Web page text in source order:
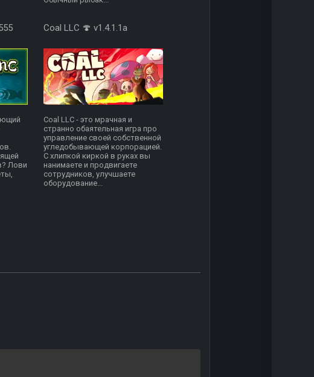
Лови
Coal LLC 🍄 v1.4.1.1a
Coal LLC - это мрачная и
странно обаятельная игра про
управление своей собственной
угледобывающей корпорацией.
С хлипкой киркой в руках вы
нанимаете и продвигаете
сотрудников, улучшаете
оборудование...